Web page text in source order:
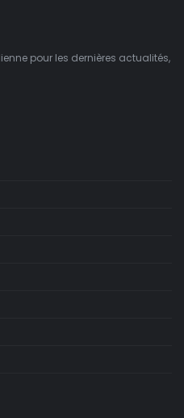
pour les dernières actualités,